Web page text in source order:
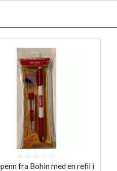
fra Bohin med en refil i